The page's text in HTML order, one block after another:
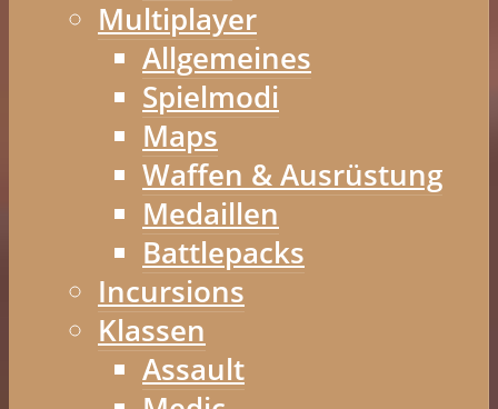
Multiplayer
Allgemeines
Spielmodi
Maps
Waffen & Ausrüstung
Medaillen
Battlepacks
Incursions
Klassen
Assault